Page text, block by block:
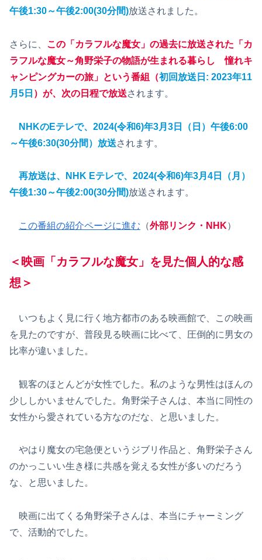
午後1:30～午後2:00(30分間)放送されました。
さらに、 この「カラフルな魔女」の過去に放送された「カ
ラフルな魔女～角野栄子の物語が生まれる暮らし 憧れキ
ャンピングカーの旅」という番組
（初回放送日: 2023年11
月5日 ） が、次の日程で放送されます。
NHKのEテレで、2024(令和6)年3月3日（日）午後6:00
～午後6:30(30分間）放送されます。
再放送は、NHK Eテレで、2024(令和6)年3月4日（月）
午後1:30～午後2:00(30分間)放送されます。
この番組の紹介ページに進む （外部リンク・NHK）
＜映画「カラフルな魔女」を見た個人的な感
想＞
いつもよく見に行く地方都市のある映画館で、この映画
を見たのですが、普段見る映画に比べて、圧倒的に男女の
比率が違いました。
観客のほとんどが女性でした。私のような男性はほんの
少ししかいませんでした。角野栄子さんは、本当に同性の
女性から愛されている方なのだな、と思いました。
やはり魔女の宅急便というジブリ作品と、角野栄子さん
のかっこいい生き様に共感を覚える女性が多いのだろう
な、と思いました。
映画に出てくる角野栄子さんは、本当にチャーミング
で、活動的でした。